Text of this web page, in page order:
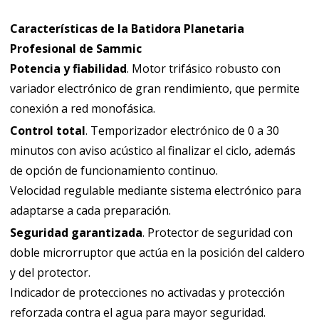
Características de la Batidora Planetaria
Profesional de Sammic
Potencia y fiabilidad. Motor trifásico robusto con
variador electrónico de gran rendimiento, que permite
conexión a red monofásica.
Control total. Temporizador electrónico de 0 a 30
minutos con aviso acústico al finalizar el ciclo, además
de opción de funcionamiento continuo.
Velocidad regulable mediante sistema electrónico para
adaptarse a cada preparación.
Seguridad garantizada. Protector de seguridad con
doble microrruptor que actúa en la posición del caldero
y del protector.
Indicador de protecciones no activadas y protección
reforzada contra el agua para mayor seguridad.